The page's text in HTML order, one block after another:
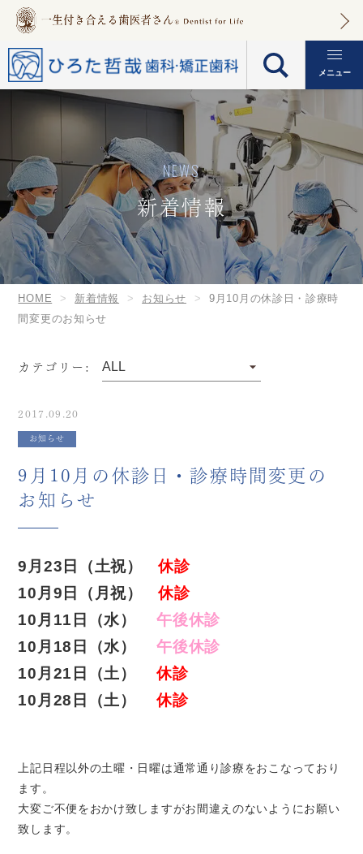
メニュー
NEWS
新着情報
HOME 新着情報 お知らせ
9月10月の休診日・診療時
間変更のお知らせ
カテゴリー:
2017.09.20
お知らせ
9月10月の休診日・診療時間変更の
お知らせ
9月23日（土祝）休診
10月9日（月祝）休診
10月11日（水）午後休診
10月18日（水）午後休診
10月21日（土）休診
10月28日（土）休診
上記日程以外の土曜・日曜は通常通り診療をおこなっており
ます。
大変ご不便をおかけ致しますがお間違えのないようにお願い
致します。